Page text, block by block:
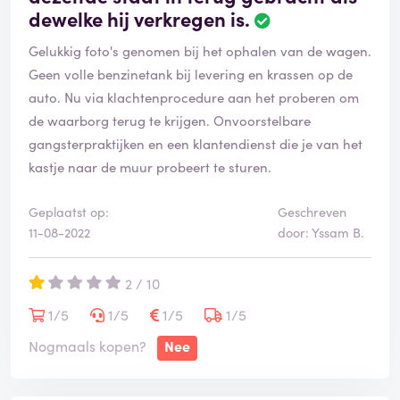
dewelke hij verkregen is.
Gelukkig foto's genomen bij het ophalen van de wagen.
Geen volle benzinetank bij levering en krassen op de
auto. Nu via klachtenprocedure aan het proberen om
de waarborg terug te krijgen. Onvoorstelbare
gangsterpraktijken en een klantendienst die je van het
kastje naar de muur probeert te sturen.
Geplaatst op:
11-08-2022
Geschreven
door: Yssam B.
2 / 10
1/5
1/5 1/5
1/5
Nogmaals kopen?
Nee